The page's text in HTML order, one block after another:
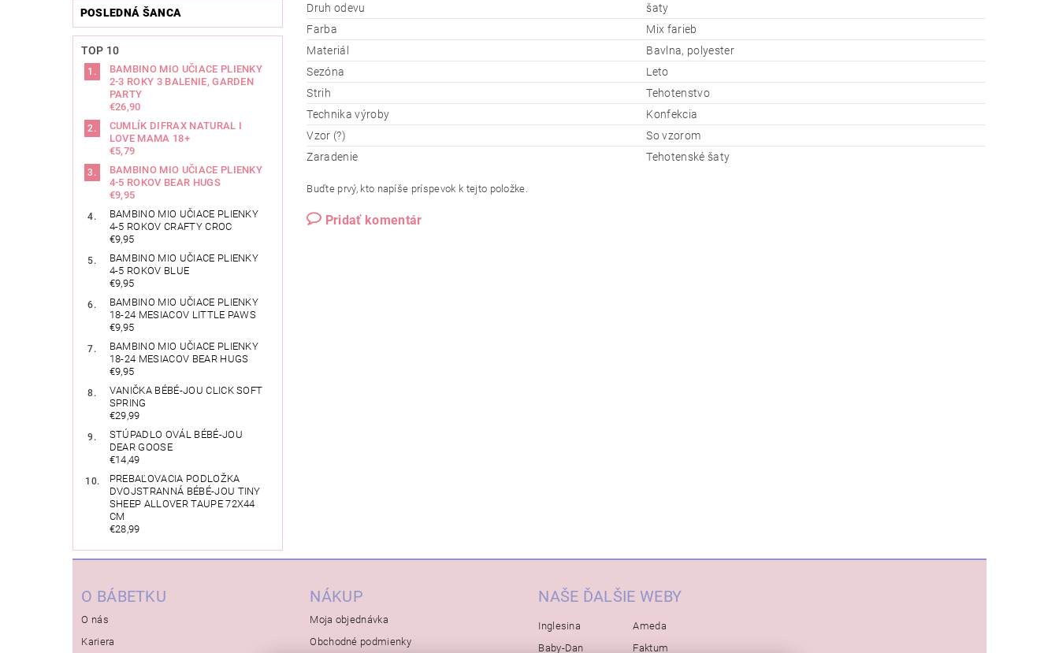
POSLEDNÁ ŠANCA
TOP 10
BAMBINO MIO UČIACE PLIENKY
2-3 ROKY 3 BALENIE, GARDEN
PARTY
€26,90
CUMLÍK DIFRAX NATURAL I
LOVE MAMA 18+
€5,79
BAMBINO MIO UČIACE PLIENKY
4-5 ROKOV BEAR HUGS
€9,95
BAMBINO MIO UČIACE PLIENKY
4-5 ROKOV CRAFTY CROC
€9,95
BAMBINO MIO UČIACE PLIENKY
4-5 ROKOV BLUE
€9,95
BAMBINO MIO UČIACE PLIENKY
18-24 MESIACOV LITTLE PAWS
€9,95
BAMBINO MIO UČIACE PLIENKY
18-24 MESIACOV BEAR HUGS
€9,95
VANIČKA BÉBÉ-JOU CLICK SOFT
SPRING
€29,99
STÚPADLO OVÁL BÉBÉ-JOU
DEAR GOOSE
€14,49
PREBAĽOVACIA PODLOŽKA
DVOJSTRANNÁ BÉBÉ-JOU TINY
SHEEP ALLOVER TAUPE 72X44
CM
€28,99
Druh odevu
šaty
Farba
Mix farieb
Materiál
Bavlna, polyester
Sezóna
Leto
Strih
Tehotenstvo
Technika výroby
Konfekcia
Vzor (?)
So vzorom
Zaradenie
Tehotenské šaty
Buďte prvý, kto napíše príspevok k tejto položke.
Pridať komentár
O BÁBETKU
O nás
Kariera
NÁKUP
Moja objednávka
Obchodné podmienky
NAŠE ĎALŠIE WEBY
Inglesina
Baby-Dan
Ameda
Faktum